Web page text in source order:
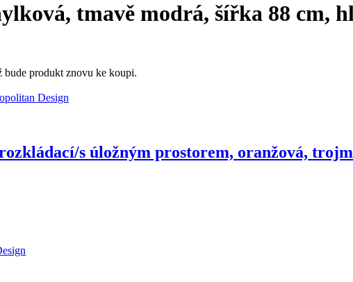
tmavě modrá, šířka 88 cm,
bude produkt znovu ke koupi.
s úložným prostorem, oranžová,